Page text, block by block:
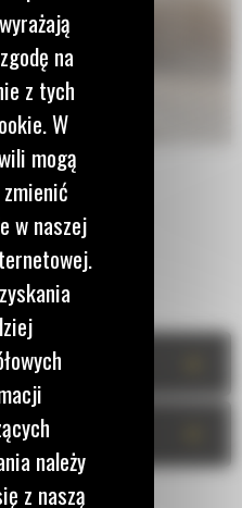
na
z tych
W
mogą
w naszej
należy
z naszą